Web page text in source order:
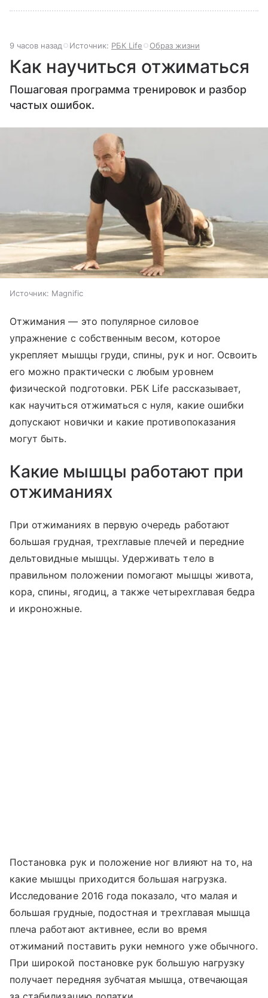
9 часов назад Источник: РБК Life Образ жизни
Как научиться отжиматься
Пошаговая программа тренировок и разбор
частых ошибок.
Источник: Magnific
Отжимания — это популярное силовое
упражнение с собственным весом, которое
укрепляет мышцы груди, спины, рук и ног. Освоить
его можно практически с любым уровнем
физической подготовки. РБК Life рассказывает,
как научиться отжиматься с нуля, какие ошибки
допускают новички и какие противопоказания
могут быть.
Какие мышцы работают при
отжиманиях
При отжиманиях в первую очередь работают
большая грудная, трехглавые плечей и передние
дельтовидные мышцы. Удерживать тело в
правильном положении помогают мышцы живота,
кора, спины, ягодиц, а также четырехглавая бедра
и икроножные.
Постановка рук и положение ног влияют на то, на
какие мышцы приходится большая нагрузка.
Исследование 2016 года показало, что малая и
большая грудные, подостная и трехглавая мышца
плеча работают активнее, если во время
отжиманий поставить руки немного уже обычного.
При широкой постановке рук большую нагрузку
получает передняя зубчатая мышца, отвечающая